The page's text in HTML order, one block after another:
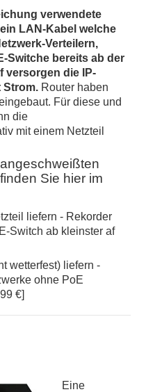
verwendete
LAN-Kabel welche
Verteilern,
Switche bereits ab der
versorgen die
IP-
Strom. Router haben
Für diese und
die
mit einem Netzteil
Sie hier im
liefern - Rekorder
Switch ab kleinster af
wetterfest) liefern -
ohne PoE
€]
Eine